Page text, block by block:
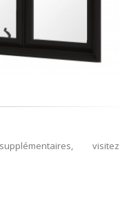
visitez